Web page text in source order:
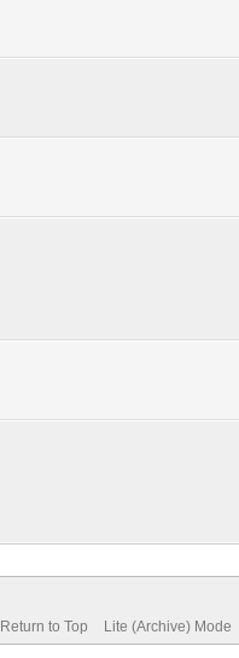
Return to Top Lite (Archive) Mode